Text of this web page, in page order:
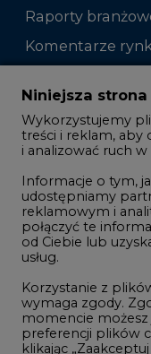
Raporty
Komentarze
Zmiany
Studio CIRE
Rozmowy o
Gospodarka
Geopolityka
LTE450
Innowacje i AI
Handel emisjami
Niniejsza
Wykorzystujemy
treści i reklam, aby
i analizować ruch
Informacje o tym,
udostępniamy
reklamowym i
połączyć te
od Ciebie lub
usług.
Korzystanie z
wymaga zgody.
momencie
preferencji plików
klikając